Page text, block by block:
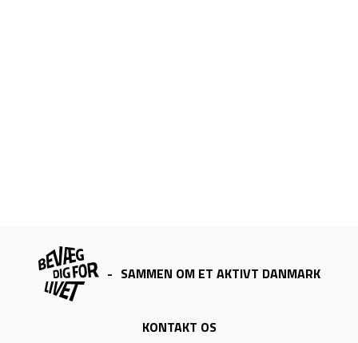
- SAMMEN OM ET AKTIVT DANMARK
KONTAKT OS